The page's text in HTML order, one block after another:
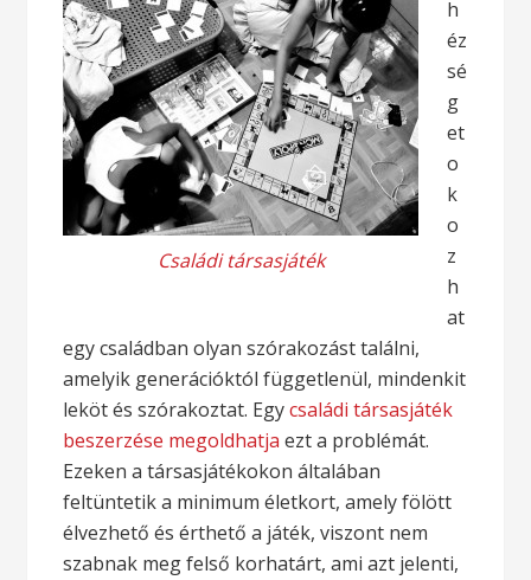
Családi társasjáték
h
éz
sé
g
et
o
k
o
z
h
at
egy családban olyan szórakozást találni,
amelyik generációktól függetlenül, mindenkit
leköt és szórakoztat. Egycsaládi társasjáték
beszerzése megoldhatja ezt a problémát.
Ezeken a társasjátékokon általában
feltüntetik a minimum életkort, amely fölött
élvezhető és érthető a játék, viszont nem
szabnak meg felső korhatárt, ami azt jelenti,